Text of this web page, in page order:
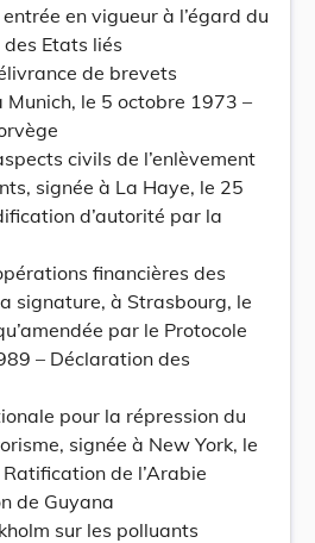
en vigueur à l’égard du
Etats liés
de brevets
Munich, le 5 octobre 1973 –
civils de l’enlèvement
signée à La Haye, le 25
d’autorité par la
financières des
signature, à Strasbourg, le
par le Protocole
– Déclaration des
pour la répression du
signée à New York, le
de l’Arabie
de Guyana
sur les polluants